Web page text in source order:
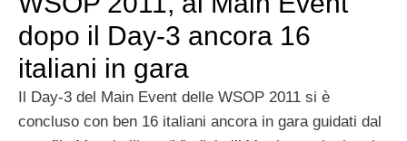
dopo il Day-3 ancora 16
italiani in gara
Il Day-3 del Main Event delle WSOP 2011 si è
concluso con ben 16 italiani ancora in gara guidati dal